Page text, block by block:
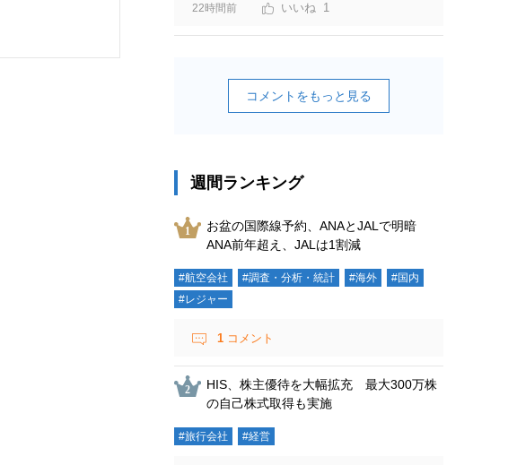
22時間前 1
コメントをもっと見る
週間ランキング
お盆の国際線予約、ANAとJALで明暗
ANA前年超え、JALは1割減
#航空会社 #調査・分析・統計 #海外
#国内
#レジャー
1 コメント
HIS、株主優待を大幅拡充 最大300万株
の自己株式取得も実施
#旅行会社 #経営